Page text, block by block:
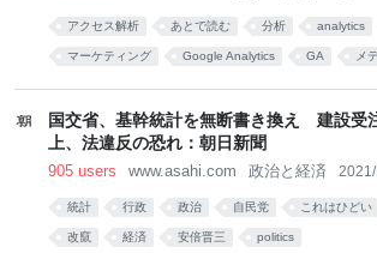
アクセス解析 あとで読む 分析 analytics
マーケティング Google Analytics GA メ
国交省、基幹統計を無断書き換え 建設受
上、法違反の恐れ：朝日新聞
905 users www.asahi.com 政治と経済
統計 行政 政治 自民党 これはひどい
改竄 経済 安倍晋三 politics